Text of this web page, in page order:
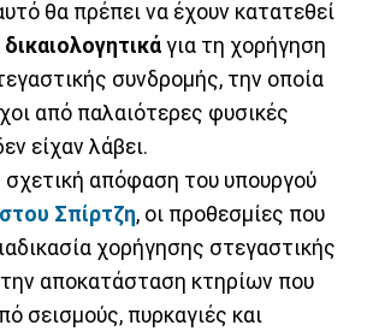
θα πρέπει να έχουν κατατεθεί
για τη χορήγηση
συνδρομής, την οποία
από παλαιότερες φυσικές
είχαν λάβει.
απόφαση του υπουργού
Σπίρτζη, οι προθεσμίες που
χορήγησης στεγαστικής
αποκατάσταση κτηρίων που
σεισμούς, πυρκαγιές και